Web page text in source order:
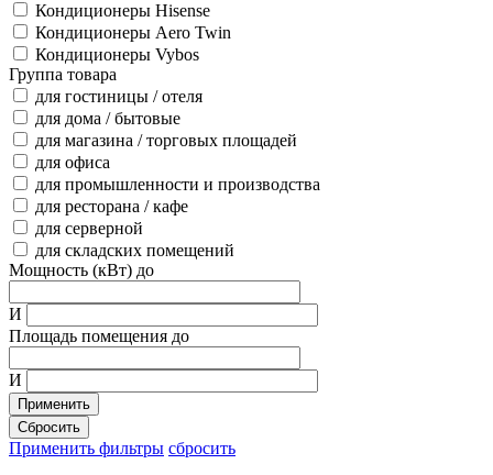
Кондиционеры Hisense
Кондиционеры Aero Twin
Кондиционеры Vybos
Группа товара
для гостиницы / отеля
для дома / бытовые
для магазина / торговых площадей
для офиса
для промышленности и производства
для ресторана / кафе
для серверной
для складских помещений
Мощность (кВт) до
И
Площадь помещения до
И
Применить
Сбросить
Применить фильтры сбросить